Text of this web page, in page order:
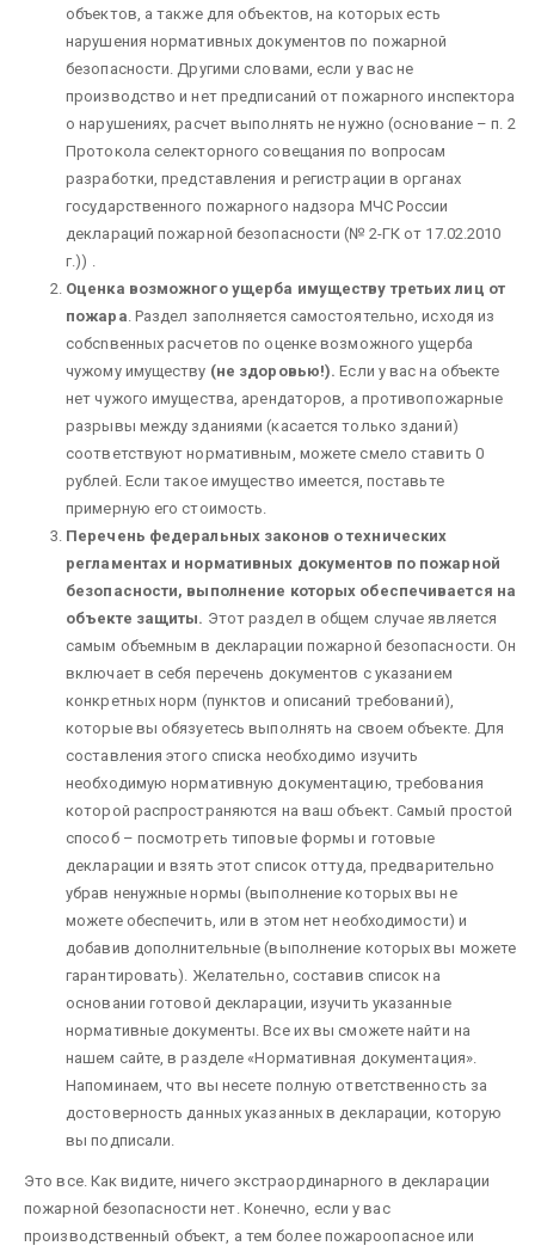
объектов, а также для объектов, на которых есть
нарушения нормативных документов по пожарной
безопасности. Другими словами, если у вас не
производство и нет предписаний от пожарного инспектора
о нарушениях, расчет выполнять не нужно (основание – п. 2
Протокола селекторного совещания по вопросам
разработки, представления и регистрации в органах
государственного пожарного надзора МЧС России
деклараций пожарной безопасности (№ 2-ГК от 17.02.2010
г.)) .
Оценка возможного ущерба имуществу третьих лиц от
пожара . Раздел заполняется самостоятельно, исходя из
собсnвенных расчетов по оценке возможного ущерба
чужому имуществу (не здоровью!). Если у вас на объекте
нет чужого имущества, арендаторов, а противопожарные
разрывы между зданиями (касается только зданий)
соответствуют нормативным, можете смело ставить 0
рублей. Если такое имущество имеется, поставьте
примерную его стоимость.
Перечень федеральных законов о технических
регламентах и нормативных документов по пожарной
безопасности, выполнение которых обеспечивается на
объекте защиты. Этот раздел в общем случае является
самым объемным в декларации пожарной безопасности. Он
включает в себя перечень документов с указанием
конкретных норм (пунктов и описаний требований),
которые вы обязуетесь выполнять на своем объекте. Для
составления этого списка необходимо изучить
необходимую нормативную документацию, требования
которой распространяются на ваш объект. Самый простой
способ – посмотреть типовые формы и готовые
декларации и взять этот список оттуда, предварительно
убрав ненужные нормы (выполнение которых вы не
можете обеспечить, или в этом нет необходимости) и
добавив дополнительные (выполнение которых вы можете
гарантировать). Желательно, составив список на
основании готовой декларации, изучить указанные
нормативные документы. Все их вы сможете найти на
нашем сайте, в разделе «Нормативная документация».
Напоминаем, что вы несете полную ответственность за
достоверность данных указанных в декларации, которую
вы подписали.
Это все. Как видите, ничего экстраординарного в декларации
пожарной безопасности нет. Конечно, если у вас
производственный объект, а тем более пожароопасное или